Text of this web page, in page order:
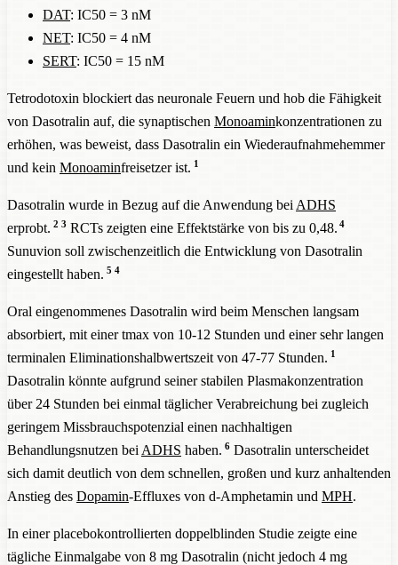
DAT: IC50 = 3 nM
NET: IC50 = 4 nM
SERT: IC50 = 15 nM
Tetrodotoxin blockiert das neuronale Feuern und hob die Fähigkeit
von Dasotralin auf, die synaptischen Monoaminkonzentrationen zu
erhöhen, was beweist, dass Dasotralin ein Wiederaufnahmehemmer
und kein Monoaminfreisetzer ist. 1
Dasotralin wurde in Bezug auf die Anwendung bei ADHS
erprobt. 2 3RCTs zeigten eine Effektstärke von bis zu 0,48. 4
Sunuvion soll zwischenzeitlich die Entwicklung von Dasotralin
eingestellt haben. 5 4
Oral eingenommenes Dasotralin wird beim Menschen langsam
absorbiert, mit einer tmax von 10-12 Stunden und einer sehr langen
terminalen Eliminationshalbwertszeit von 47-77 Stunden. 1
Dasotralin könnte aufgrund seiner stabilen Plasmakonzentration
über 24 Stunden bei einmal täglicher Verabreichung bei zugleich
geringem Missbrauchspotenzial einen nachhaltigen
Behandlungsnutzen bei ADHS haben. 6Dasotralin unterscheidet
sich damit deutlich von dem schnellen, großen und kurz anhaltenden
Anstieg des Dopamin-Effluxes von d-Amphetamin und MPH.
In einer placebokontrollierten doppelblinden Studie zeigte eine
tägliche Einmalgabe von 8 mg Dasotralin (nicht jedoch 4 mg